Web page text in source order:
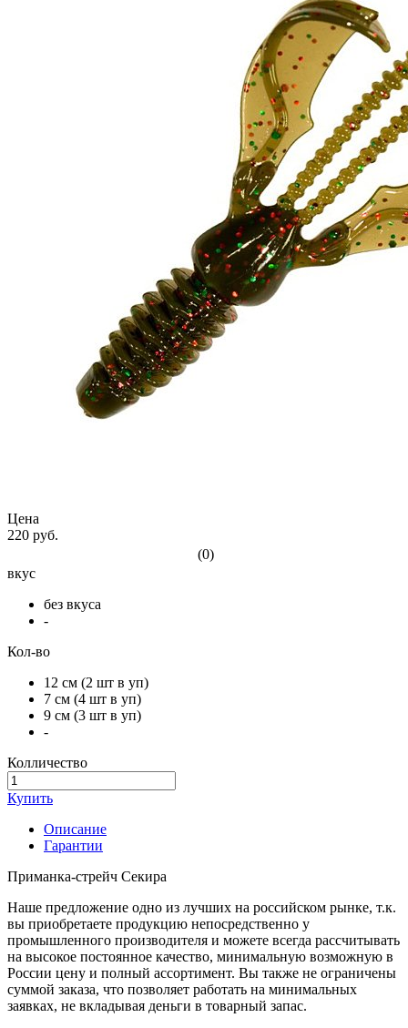
Цена
220 руб.
(0)
вкус
без вкуса
-
Кол-во
12 см (2 шт в уп)
7 см (4 шт в уп)
9 см (3 шт в уп)
-
Колличество
Купить
Описание
Гарантии
Приманка-стрейч Секира
Наше предложение одно из лучших на российском рынке, т.к.
вы приобретаете продукцию непосредственно у
промышленного производителя и можете всегда рассчитывать
на высокое постоянное качество, минимальную возможную в
России цену и полный ассортимент. Вы также не ограничены
суммой заказа, что позволяет работать на минимальных
заявках, не вкладывая деньги в товарный запас.